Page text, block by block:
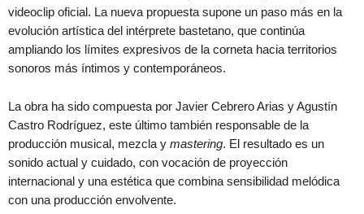
videoclip oficial. La nueva propuesta supone un paso más en la
evolución artística del intérprete bastetano, que continúa
ampliando los límites expresivos de la corneta hacia territorios
sonoros más íntimos y contemporáneos.
La obra ha sido compuesta por Javier Cebrero Arias y Agustín
Castro Rodríguez, este último también responsable de la
producción musical, mezcla y mastering. El resultado es un
sonido actual y cuidado, con vocación de proyección
internacional y una estética que combina sensibilidad melódica
con una producción envolvente.